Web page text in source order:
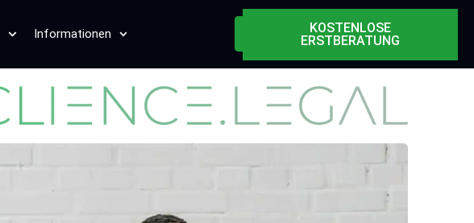
Informationen
KOSTENLOSE
ERSTBERATUNG